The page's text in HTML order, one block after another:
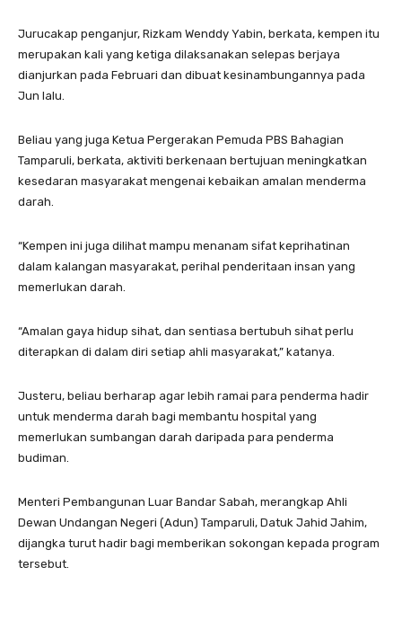
Jurucakap penganjur, Rizkam Wenddy Yabin, berkata, kempen itu
merupakan kali yang ketiga dilaksanakan selepas berjaya
dianjurkan pada Februari dan dibuat kesinambungannya pada
Jun lalu.
Beliau yang juga Ketua Pergerakan Pemuda PBS Bahagian
Tamparuli, berkata, aktiviti berkenaan bertujuan meningkatkan
kesedaran masyarakat mengenai kebaikan amalan menderma
darah.
“Kempen ini juga dilihat mampu menanam sifat keprihatinan
dalam kalangan masyarakat, perihal penderitaan insan yang
memerlukan darah.
“Amalan gaya hidup sihat, dan sentiasa bertubuh sihat perlu
diterapkan di dalam diri setiap ahli masyarakat,” katanya.
Justeru, beliau berharap agar lebih ramai para penderma hadir
untuk menderma darah bagi membantu hospital yang
memerlukan sumbangan darah daripada para penderma
budiman.
Menteri Pembangunan Luar Bandar Sabah, merangkap Ahli
Dewan Undangan Negeri (Adun) Tamparuli, Datuk Jahid Jahim,
dijangka turut hadir bagi memberikan sokongan kepada program
tersebut.